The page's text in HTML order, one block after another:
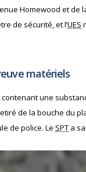
Homewood et de
de sécurité, et l’UES
matériels
une
de la bouche du
de police. Le SPT a